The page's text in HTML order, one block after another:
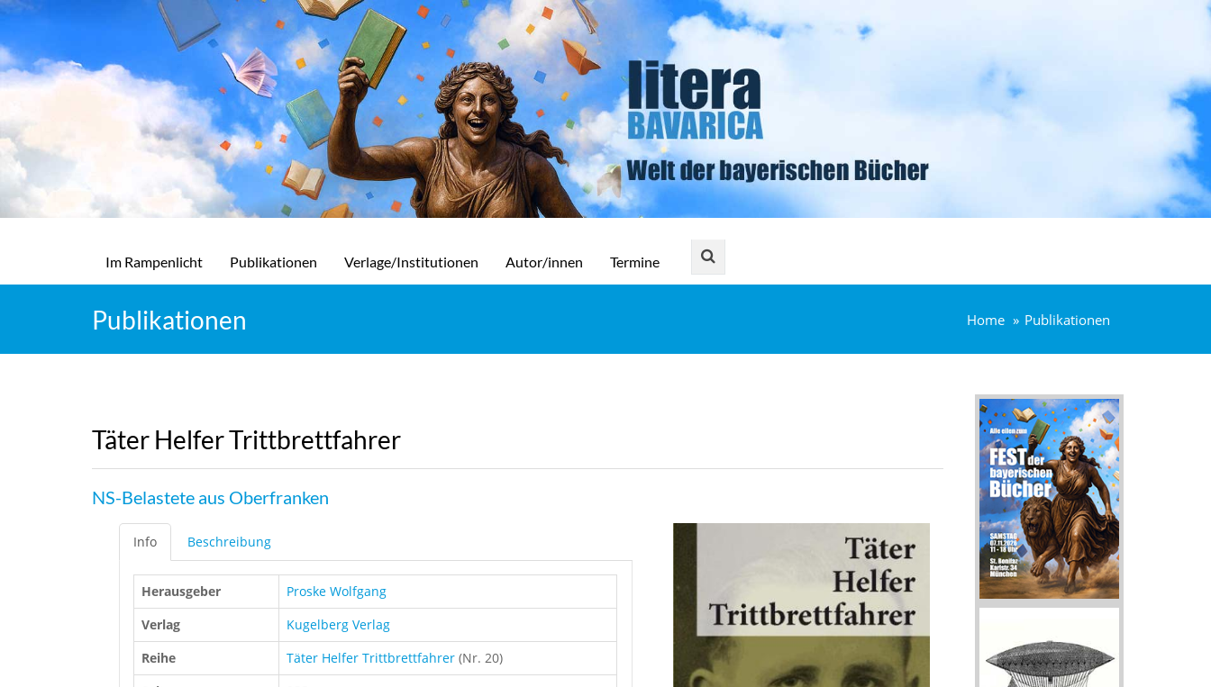
Im Rampenlicht Publikationen Verlage/Institutionen Autor/innen Termine
Publikationen Home Publikationen
Täter Helfer Trittbrettfahrer
NS-Belastete aus Oberfranken
Info Beschreibung
Herausgeber
Proske Wolfgang
Verlag
Kugelberg Verlag
Reihe
Täter Helfer Trittbrettfahrer (Nr. 20)